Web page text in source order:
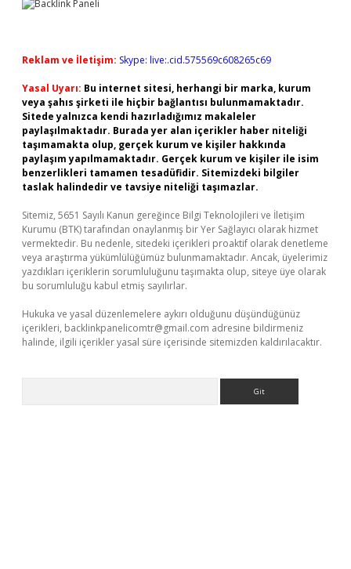
Reklam ve İletişim: Skype: live:.cid.575569c608265c69
Yasal Uyarı: Bu internet sitesi, herhangi bir marka, kurum
veya şahıs şirketi ile hiçbir bağlantısı bulunmamaktadır.
Sitede yalnızca kendi hazırladığımız makaleler
paylaşılmaktadır. Burada yer alan içerikler haber niteliği
taşımamakta olup, gerçek kurum ve kişiler hakkında
paylaşım yapılmamaktadır. Gerçek kurum ve kişiler ile isim
benzerlikleri tamamen tesadüfidir. Sitemizdeki bilgiler
taslak halindedir ve tavsiye niteliği taşımazlar.
Sitemiz, 5651 Sayılı Kanun gereğince Bilgi Teknolojileri ve İletişim
Kurumu (BTK) tarafından onaylanmış bir Yer Sağlayıcı olarak hizmet
vermektedir. Bu nedenle, sitedeki içerikleri proaktif olarak denetleme
veya araştırma yükümlülüğümüz bulunmamaktadır. Ancak, üyelerimiz
yazdıkları içeriklerin sorumluluğunu taşımakta olup, siteye üye olarak
bu sorumluluğu kabul etmiş sayılırlar.
Hukuka ve yasal düzenlemelere aykırı olduğunu düşündüğünüz
içerikleri, backlinkpanelicomtr@gmail.com adresine bildirmeniz
halinde, ilgili içerikler yasal süre içerisinde sitemizden kaldırılacaktır.